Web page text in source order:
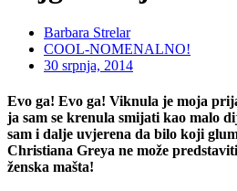
Barbara Strelar
COOL-NOMENALNO!
30 srpnja, 2014
Evo ga! Evo ga! Viknula je moja
ja sam se krenula smijati kao malo
sam i dalje uvjerena da bilo koji
Christiana Greya ne može
ženska mašta!